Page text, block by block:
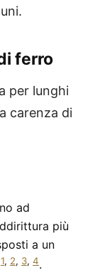
ferro
per lunghi
carenza di
ad
più
a un
1, 2, 3, 4.